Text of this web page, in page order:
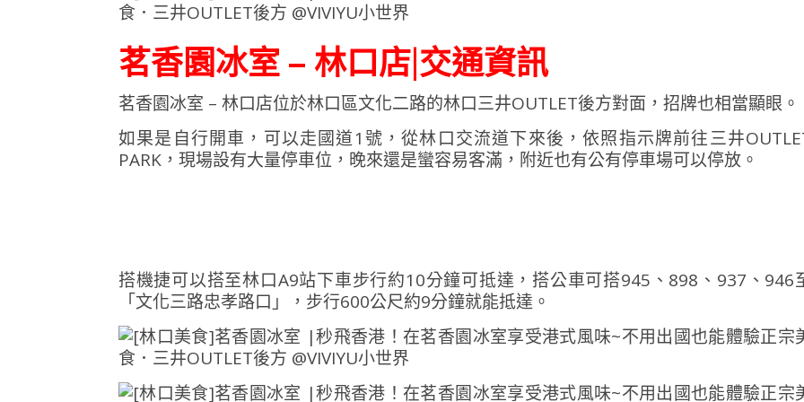
茗香園冰室 – 林口店|交通資訊
茗香園冰室 – 林口店位於林口區文化二路的林口三井OUTLET後方對面，招牌也相當顯眼。
如果是自行開車，可以走國道1號，從林口交流道下來後，依照指示牌前往三井
PARK，現場設有大量停車位，晚來還是蠻容易客滿，附近也有公有停車場可以停放。
搭機捷可以搭至林口A9站下車步行約10分鐘可抵達，搭公車可搭945、898、937、946
「文化三路忠孝路口」，步行600公尺約9分鐘就能抵達。